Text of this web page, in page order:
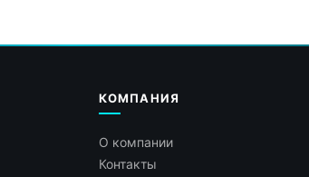
КОМПАНИЯ
О компании
Контакты